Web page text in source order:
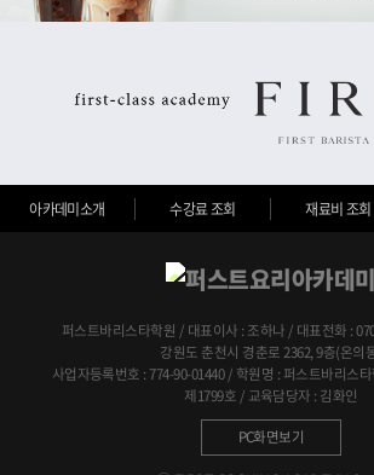
아카데미소개 수강료 조회 재료비 조회
퍼스트바리스타학원 / 대표이사 : 조하나 / 대표전화 :
강원도 춘천시 경춘로 2362, 9층(온의
사업자등록번호 : 774-90-01440 / 학원명 : 퍼스트바리스
제1799호 / 교육담당자 : 김화인
PC화면보기